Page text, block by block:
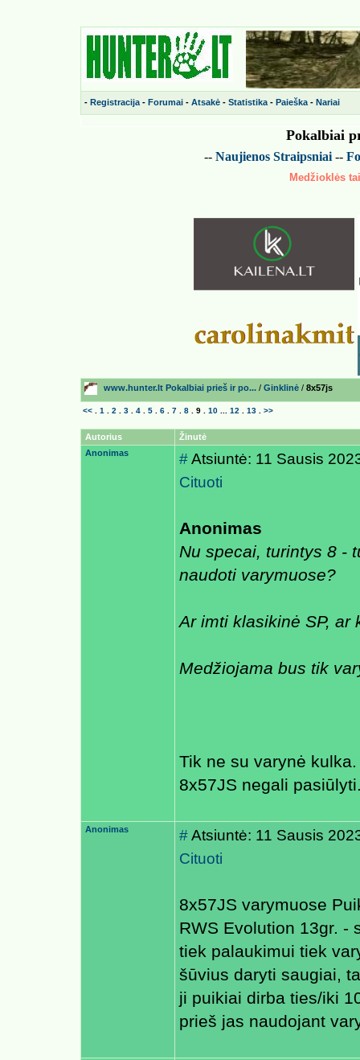
- Registracija - Forumai - Atsakė - Statistika - Paieška - Nariai
Pokalbiai
-- Naujienos Straipsniai --
Medžioklės
www.hunter.lt Pokalbiai prieš ir po... / Ginklinė / 8x57js
<< 1 2 3 4 5 6 7 8 9 10 12 13 >>
Autorius
Žinutė
Anonimas
#Atsiuntė: 11 Sausis
Cituoti
Anonimas
Nu specai, turintys 8 -
naudoti varymuose?
Ar imti klasikinė SP, ar
Medžiojama bus tik
Tik ne su varynė
8x57JS negali
Anonimas #Atsiuntė: 11 Sausis
Cituoti
8x57JS varymuose
RWS Evolution 13gr. -
tiek palaukimui tiek
šūvius daryti saugiai,
ji puikiai dirba ties/iki
prieš jas naudojant